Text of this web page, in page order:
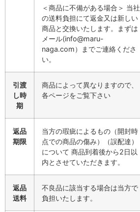
＜商品に不備がある場合＞ 当社
の送料負担にて返金又は新しい
商品と交換いたします。まずは
メール(info@maru-
naga.com）までご連絡くださ
い。
引渡
し時
期
商品によって異なりますので、
各ページをご覧下さい
返品
期限
当方の瑕疵によるもの（開封時
点での商品の傷み）（誤配達）
について 商品到着後から2日以
内とさせていただきます。
返品
送料
不良品に該当する場合は当方で
負担いたします。